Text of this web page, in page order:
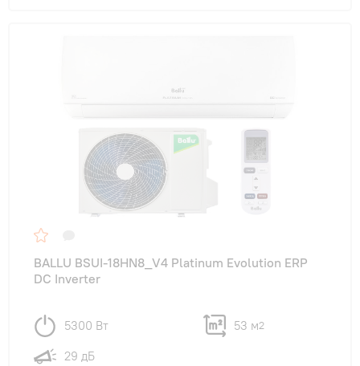
BALLU BSUI-18HN8_V4 Platinum Evolution ERP
DC Inverter
5300 Вт 53 м2
29 дБ